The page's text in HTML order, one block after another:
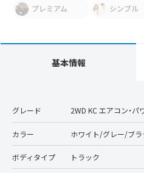
プレミアム
シンプル
基本情報
グレード 2WD KC エアコン・パ
カラー ホワイト/グレー/ブ
ボディタイプ トラック